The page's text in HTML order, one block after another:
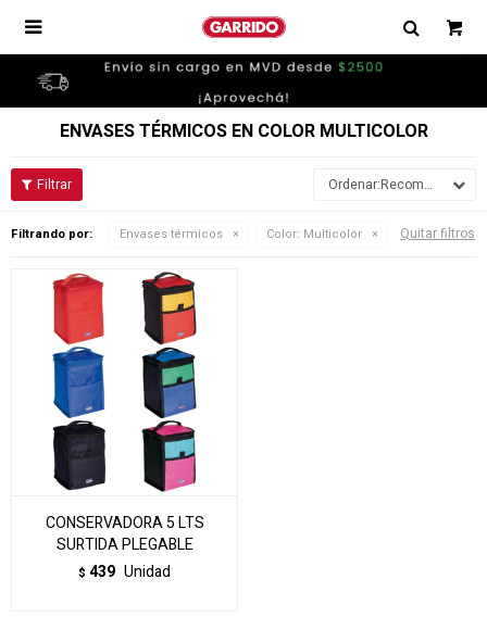

ENVASES TÉRMICOS EN COLOR MULTICOLOR
Recomendados
Filtrando por: Envases térmicos Color: Multicolor Quitar filtros
CONSERVADORA 5 LTS
SURTIDA PLEGABLE
$ 439 Unidad